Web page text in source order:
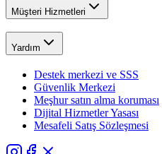
Müşteri Hizmetleri
Yardım
Destek merkezi ve SSS
Güvenlik Merkezi
Meşhur satın alma koruması
Dijital Hizmetler Yasası
Mesafeli Satış Sözleşmesi